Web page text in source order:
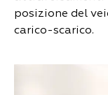
posizione del
carico-scarico.